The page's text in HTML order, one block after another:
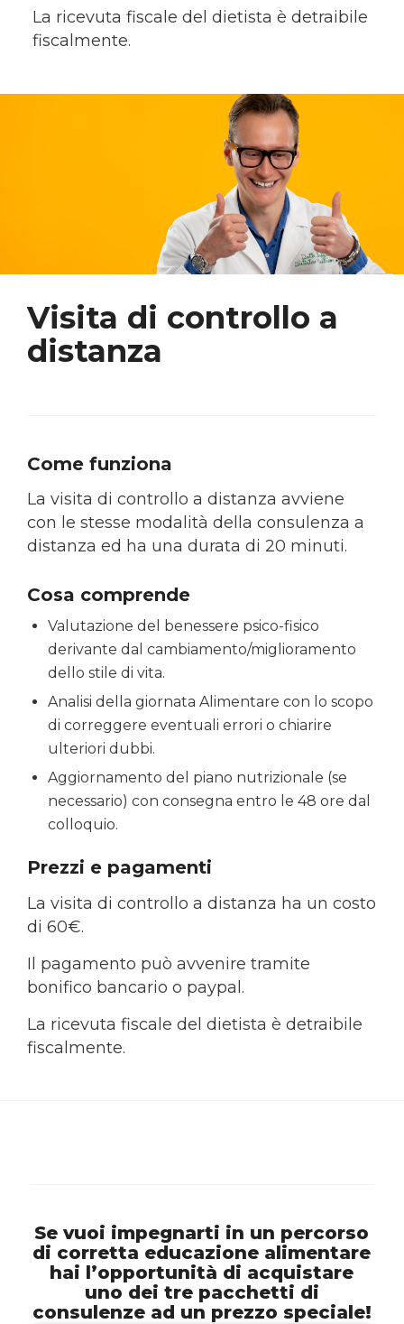
La ricevuta fiscale del dietista è detraibile
fiscalmente.
Visita di controllo a
distanza
Come funziona
La visita di controllo a distanza avviene
con le stesse modalità della consulenza a
distanza ed ha una durata di 20 minuti.
Cosa comprende
Valutazione del benessere psico-fisico
derivante dal cambiamento/miglioramento
dello stile di vita.
Analisi della giornata Alimentare con lo scopo
di correggere eventuali errori o chiarire
ulteriori dubbi.
Aggiornamento del piano nutrizionale (se
necessario) con consegna entro le 48 ore dal
colloquio.
Prezzi e pagamenti
La visita di controllo a distanza ha un costo
di 60€.
Il pagamento può avvenire tramite
bonifico bancario o paypal.
La ricevuta fiscale del dietista è detraibile
fiscalmente.
Se vuoi impegnarti in un percorso
di corretta educazione alimentare
hai l’opportunità di acquistare
uno dei tre pacchetti di
consulenze ad un prezzo speciale!